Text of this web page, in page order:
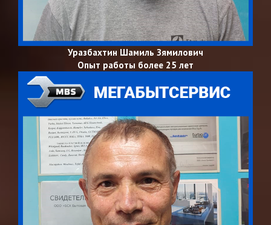
Уразбахтин Шамиль Зямилович
Опыт работы более 25 лет